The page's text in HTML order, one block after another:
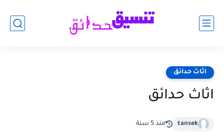
اثاث حدائق
اثاث حدائق
tansek منذ 5 سنة